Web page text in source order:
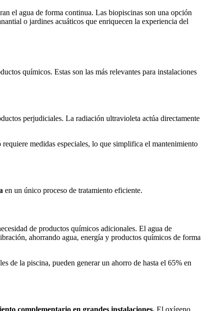
el agua de forma continua. Las biopiscinas son una opción
o jardines acuáticos que enriquecen la experiencia del
químicos. Estas son las más relevantes para instalaciones
perjudiciales. La radiación ultravioleta actúa directamente
medidas especiales, lo que simplifica el mantenimiento
en un único proceso de tratamiento eficiente.
de productos químicos adicionales. El agua de
ahorrando agua, energía y productos químicos de forma
de la piscina, pueden generar un ahorro de hasta el 65% en